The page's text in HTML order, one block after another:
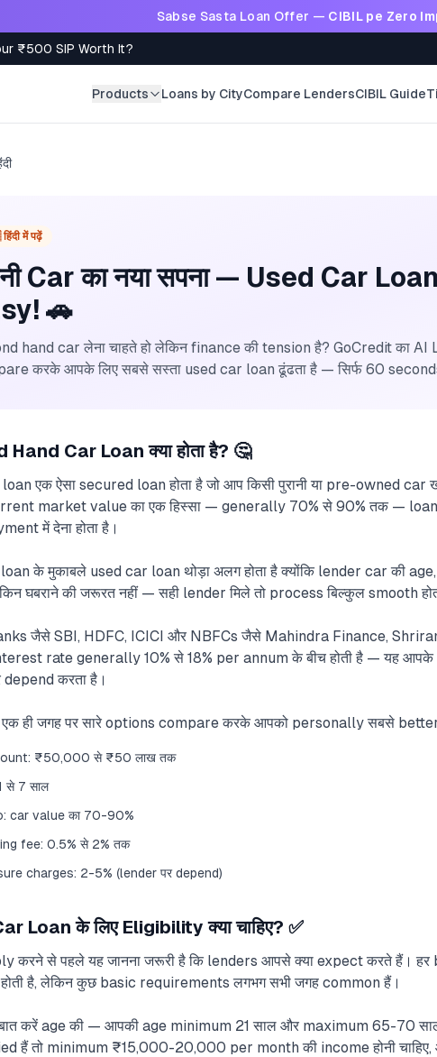
Sabse Sasta Loan Offer — CIBIL pe Zero
₹500 SIP Worth It?
Products Loans by CityCompare LendersCIBIL Guide
में पढ़ें
Car का नया सपना — Used Car
🚗
hand car लेना चाहते हो लेकिन finance की tension है? GoCredit का
करके आपके लिए सबसे सस्ता used car loan ढूंढता है — सिर्फ 60
Hand Car Loan क्या होता है? 🤔
एक ऐसा secured loan होता है जो आप किसी पुरानी या pre-owned
market value का एक हिस्सा — generally 70% से 90% तक —
में देना होता है।
के मुकाबले used car loan थोड़ा अलग होता है क्योंकि lender car की
घबराने की जरूरत नहीं — सही lender मिले तो process बिल्कुल smooth
जैसे SBI, HDFC, ICICI और NBFCs जैसे Mahindra Finance,
rate generally 10% से 18% per annum के बीच होती है — यह
करता है।
ही जगह पर सारे options compare करके आपको personally सबसे better
₹50,000 से ₹50 लाख तक
से 7 साल
car value का 70-90%
fee: 0.5% से 2% तक
charges: 2-5% (lender पर depend)
Loan के लिए Eligibility क्या चाहिए? ✅
करने से पहले यह जानना जरूरी है कि lenders आपसे क्या expect करते हैं।
है, लेकिन कुछ basic requirements लगभग सभी जगह common हैं।
करें age की — आपकी age minimum 21 साल और maximum 65-70
हैं तो minimum ₹15,000-20,000 per month की income होनी